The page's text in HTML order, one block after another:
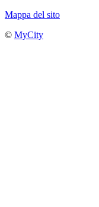
Mappa del sito
© MyCity